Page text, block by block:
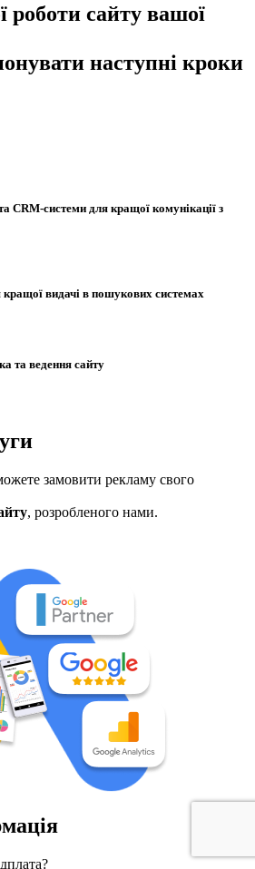
сайту вашої
наступні кроки
CRM-системи для кращої комунікації з
кращої видачі в пошукових системах
та ведення сайту
замовити рекламу свого
, розробленого нами.